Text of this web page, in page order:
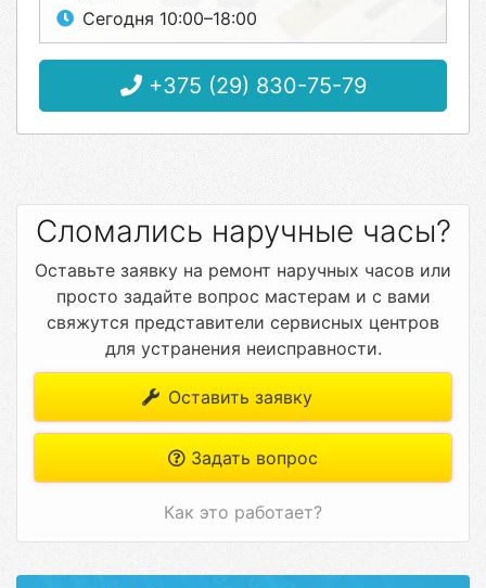
Сегодня 10:00–18:00
+375 (29) 830-75-79
Сломались наручные часы?
Оставьте заявку на ремонт наручных часов или
просто задайте вопрос мастерам и с вами
свяжутся представители сервисных центров
для устранения неисправности.
Оставить заявку
Задать вопрос
Как это работает?